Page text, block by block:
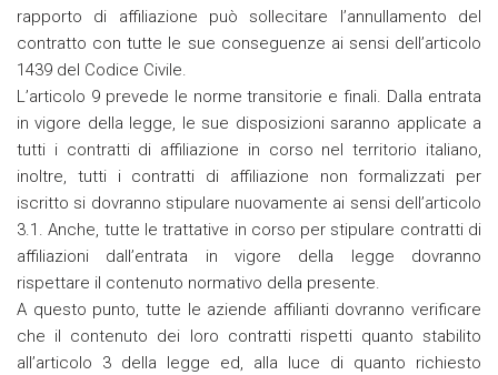
rapporto di affiliazione può sollecitare l’annullamento del
contratto con tutte le sue conseguenze ai sensi dell’articolo
1439 del Codice Civile.
L’articolo 9 prevede le norme transitorie e finali. Dalla entrata
in vigore della legge, le sue disposizioni saranno applicate a
tutti i contratti di affiliazione in corso nel territorio italiano,
inoltre, tutti i contratti di affiliazione non formalizzati per
iscritto si dovranno stipulare nuovamente ai sensi dell’articolo
3.1. Anche, tutte le trattative in corso per stipulare contratti di
affiliazioni dall’entrata in vigore della legge dovranno
rispettare il contenuto normativo della presente.
A questo punto, tutte le aziende affilianti dovranno verificare
che il contenuto dei loro contratti rispetti quanto stabilito
all’articolo 3 della legge ed, alla luce di quanto richiesto